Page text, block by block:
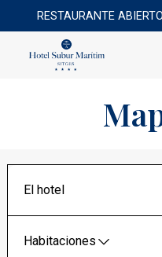
RESTAURANTE
El hotel
Habitaciones